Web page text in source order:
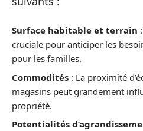
Surface habitable et terrain
cruciale pour anticiper les
pour les familles.
Commodités : La proximité
magasins peut grandement
propriété.
Potentialités